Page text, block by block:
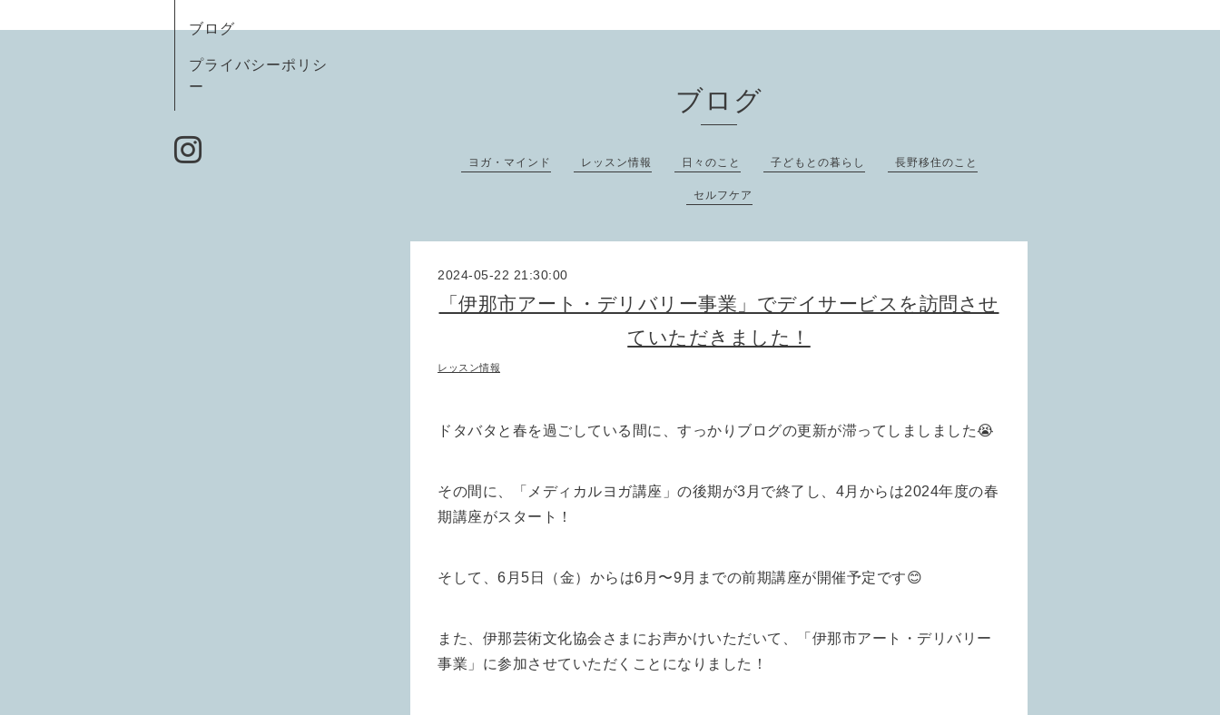
ブログ
プライバシーポリシ
ー
ブログ
ヨガ・マインド レッスン情報 日々のこと 子どもとの暮らし 長野移住のこと
セルフケア
2024-05-22 21:30:00
「伊那市アート・デリバリー事業」でデイサービスを訪問させ
ていただきました！
レッスン情報
ドタバタと春を過ごしている間に、すっかりブログの更新が滞ってしましました😭
その間に、「メディカルヨガ講座」の後期が3月で終了し、4月からは2024年度の春
期講座がスタート！
そして、6月5日（金）からは6月〜9月までの前期講座が開催予定です😊
また、伊那芸術文化協会さまにお声かけいただいて、「伊那市アート・デリバリー
事業」に参加さ せていただくことになりました！